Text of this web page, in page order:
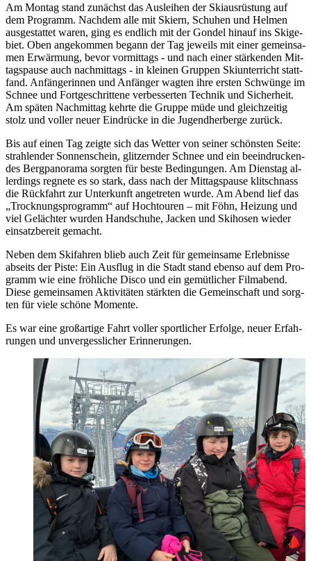
Am Mon­tag stand zu­nächst das Aus­lei­hen der Ski­aus­rüs­tung auf
dem Pro­gramm. Nach­dem alle mit Ski­ern, Schu­hen und Hel­men
aus­ge­stat­tet wa­ren, ging es end­lich mit der Gon­del hin­auf ins Ski­ge­
biet. Oben an­ge­kom­men be­gann der Tag je­weils mit ei­ner ge­mein­sa­
men Er­wär­mung, be­vor vor­mit­tags - und nach ei­ner stär­ken­den Mit­
tags­pau­se auch nach­mit­tags - in klei­nen Grup­pen Ski­un­ter­richt statt­
fand. An­fän­ge­rin­nen und An­fän­ger wag­ten ihre ers­ten Schwün­ge im
Schnee und Fort­ge­schrit­te­ne ver­bes­ser­ten Tech­nik und Si­cher­heit.
Am spä­ten Nach­mit­tag kehr­te die Grup­pe müde und gleich­zei­tig
stolz und vol­ler neu­er Ein­drü­cke in die Ju­gend­her­ber­ge zu­rück.
Bis auf ei­nen Tag zeig­te sich das Wet­ter von sei­ner schöns­ten Sei­te:
strah­len­der Son­nen­schein, glit­zern­der Schnee und ein be­ein­dru­cken­
des Berg­pan­ora­ma sorg­ten für bes­te Be­din­gun­gen. Am Diens­tag al­
ler­dings reg­ne­te es so stark, dass nach der Mit­tags­pau­se klitsch­nass
die Rück­fahrt zur Un­ter­kunft an­ge­tre­ten wur­de. Am Abend lief das
„Trock­nungs­pro­gramm“ auf Hoch­tou­ren – mit Föhn, Hei­zung und
viel Ge­läch­ter wur­den Hand­schu­he, Ja­cken und Ski­ho­sen wie­der
ein­satz­be­reit ge­macht.
Ne­ben dem Ski­fah­ren blieb auch Zeit für ge­mein­sa­me Er­leb­nis­se
ab­seits der Pis­te: Ein Aus­flug in die Stadt stand eben­so auf dem Pro­
gramm wie eine fröh­li­che Dis­co und ein ge­müt­li­cher Film­abend.
Die­se ge­mein­sa­men Ak­ti­vi­tä­ten stärk­ten die Ge­mein­schaft und sorg­
ten für vie­le schö­ne Mo­men­te.
Es war eine groß­ar­ti­ge Fahrt vol­ler sport­li­cher Er­fol­ge, neu­er Er­fah­
run­gen und un­ver­gess­li­cher Er­in­ne­run­gen.